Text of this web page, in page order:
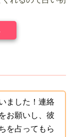
ました！連絡
お願いし、彼
を占ってもら